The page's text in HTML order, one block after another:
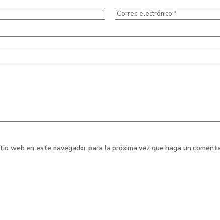
web en este navegador para la próxima vez que haga un